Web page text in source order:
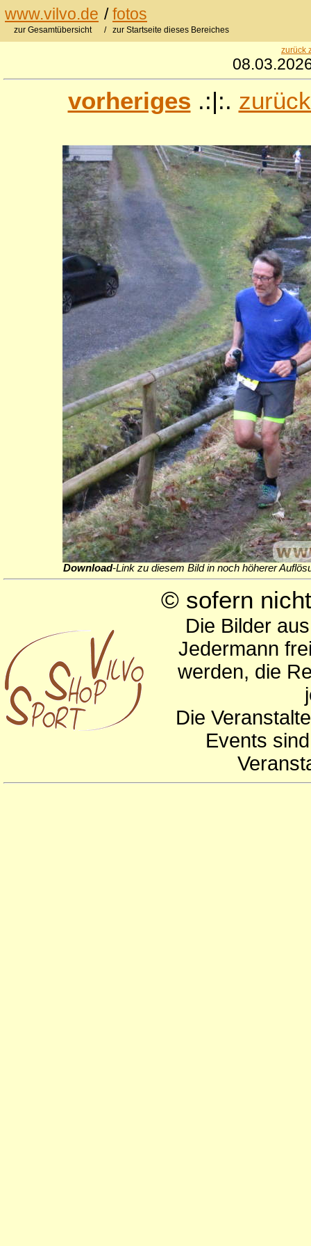
www.vilvo.de /fotos
zur Gesamtübersicht / zur Startseite dieses Bereiches
zurück
vorheriges .:|:.
Download-Link zu diesem Bild in noch höherer
© sofern
Die Bilder
Jedermann
werden, die
Die
Events